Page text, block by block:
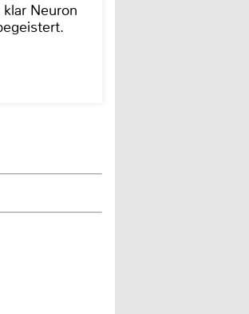
Neuron